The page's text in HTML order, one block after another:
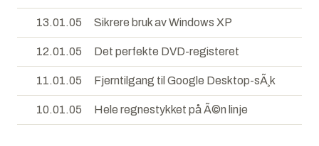
13.01.05 Sikrere bruk av Windows XP
12.01.05 Det perfekte DVD-registeret
11.01.05 Fjerntilgang til Google Desktop-sÃ¸k
10.01.05 Hele regnestykket på Ã©n linje